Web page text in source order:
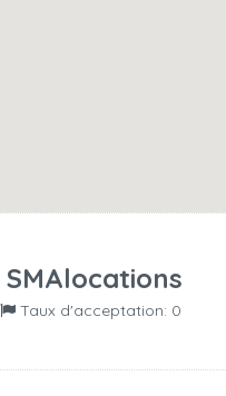
SMAlocations
Taux d'acceptation: 0